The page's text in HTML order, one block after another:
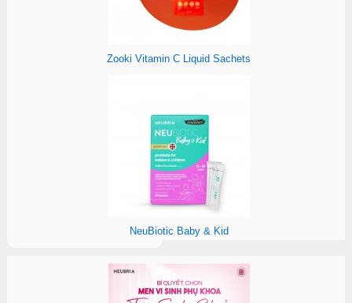
Zooki Vitamin C Liquid Sachets
NeuBiotic Baby & Kid